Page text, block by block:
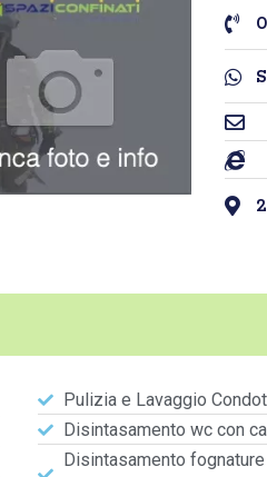
Pulizia e Lavaggio
Disintasamento wc con
Disintasamento fognature